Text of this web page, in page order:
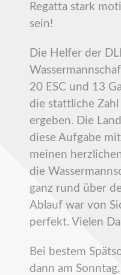
Regatta stark
sein!
Die Helfer der
20 ESC und 13
die stattliche
ergeben. Die
diese Aufgabe
meinen
die
ganz rund über
Ablauf war von
perfekt. Vielen
Bei bestem
dann am